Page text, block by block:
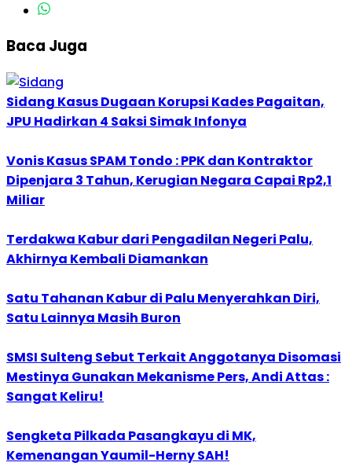
Baca Juga
Sidang Kasus Dugaan Korupsi Kades Pagaitan,
JPU Hadirkan 4 Saksi Simak Infonya
Vonis Kasus SPAM Tondo : PPK dan Kontraktor
Dipenjara 3 Tahun, Kerugian Negara Capai Rp2,1
Miliar
Terdakwa Kabur dari Pengadilan Negeri Palu,
Akhirnya Kembali Diamankan
Satu Tahanan Kabur di Palu Menyerahkan Diri,
Satu Lainnya Masih Buron
SMSI Sulteng Sebut Terkait Anggotanya Disomasi
Mestinya Gunakan Mekanisme Pers, Andi Attas :
Sangat Keliru!
Sengketa Pilkada Pasangkayu di MK,
Kemenangan Yaumil-Herny SAH!